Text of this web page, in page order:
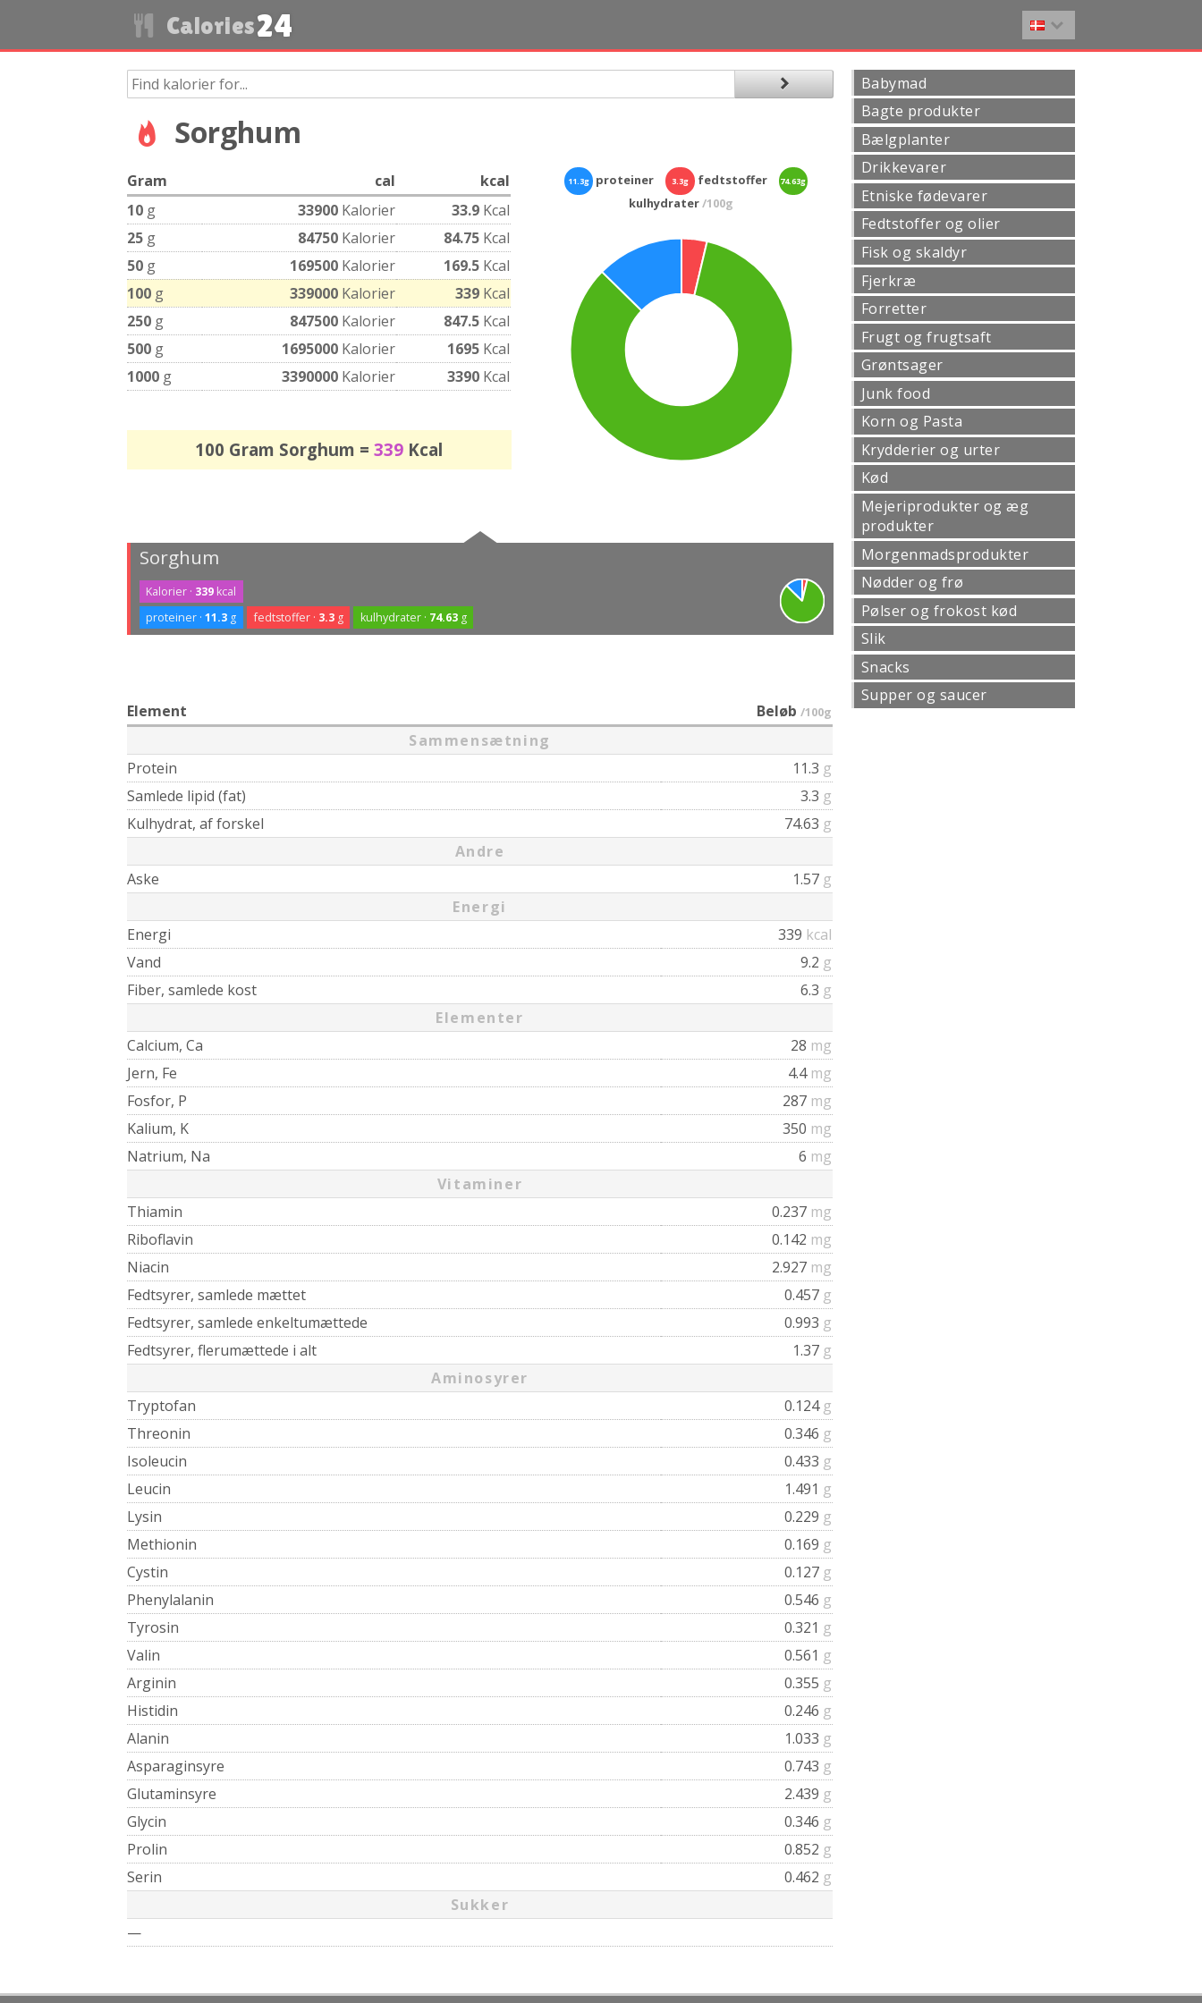
Calories24
Sorghum
Gram cal
kcal
10 g 33900 Kalorier 33.9 Kcal
25 g 84750 Kalorier 84.75 Kcal
50 g 169500 Kalorier 169.5 Kcal
100 g 339000 Kalorier 339 Kcal
250 g 847500 Kalorier 847.5 Kcal
500 g 1695000 Kalorier 1695 Kcal
1000 g 3390000 Kalorier 3390 Kcal
100 Gram Sorghum =339 Kcal
11.3g proteiner 3.3g fedtstoffer 74.63g
kulhydrater/100g
Sorghum
Kalorier · 339 kcal
proteiner ·11.3 g fedtstoffer · 3.3g kulhydrater · 74.63g
Element Beløb /100g
Sammensætning
Protein
11.3 g
Samlede lipid (fat)
3.3 g
Kulhydrat, af forskel
74.63 g
Andre
Aske
1.57 g
Energi
Energi
339 kcal
Vand
9.2 g
Fiber, samlede kost
6.3 g
Elementer
Calcium, Ca
28 mg
Jern, Fe
4.4 mg
Fosfor, P
287 mg
Kalium, K
350 mg
Natrium, Na
6 mg
Vitaminer
Thiamin
0.237 mg
Riboflavin
0.142 mg
Niacin
2.927 mg
Fedtsyrer, samlede mættet
0.457 g
Fedtsyrer, samlede enkeltumættede
0.993 g
Fedtsyrer, flerumættede i alt
1.37 g
Aminosyrer
Tryptofan
0.124 g
Threonin
0.346 g
Isoleucin
0.433 g
Leucin
1.491 g
Lysin
0.229 g
Methionin
0.169 g
Cystin
0.127 g
Phenylalanin
0.546 g
Tyrosin
0.321 g
Valin
0.561 g
Arginin
0.355 g
Histidin
0.246 g
Alanin
1.033 g
Asparaginsyre
0.743 g
Glutaminsyre
2.439 g
Glycin
0.346 g
Prolin
0.852 g
Serin
0.462 g
Sukker
—
Babymad
Bagte produkter
Bælgplanter
Drikkevarer
Etniske fødevarer
Fedtstoffer og olier
Fisk og skaldyr
Fjerkræ
Forretter
Frugt og frugtsaft
Grøntsager
Junk food
Korn og Pasta
Krydderier og urter
Kød
Mejeriprodukter og æg
produkter
Morgenmadsprodukter
Nødder og frø
Pølser og frokost kød
Slik
Snacks
Supper og saucer